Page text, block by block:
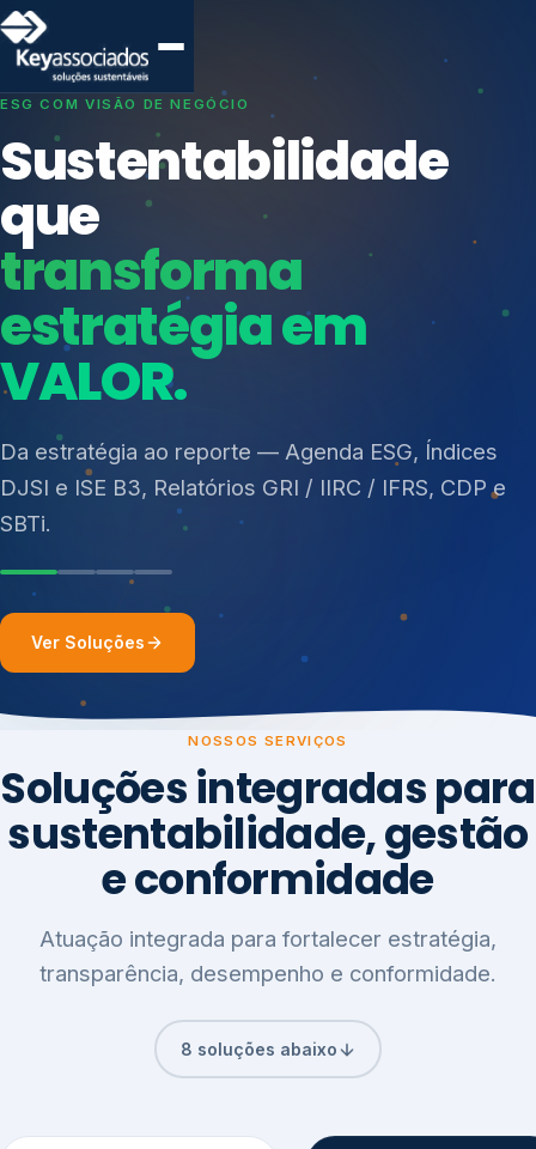
SISTEMAS DE GESTÃO OTIMIZADOS E INTEGRADOS
Conformidade que
protege seu
negócio.
Consultoria, auditoria e treinamentos em ISO 27001,
ISO 27701, ISO 42001, ISO 37001, ISO 9001, ISO
resíduos sólidos (PGRS/PMGRS).
Índices de Mercado
Mudanças Climáticas
Reputação e Cadeia
Reporte Regulatório
Ver Soluções
NOSSOS SERVIÇOS
Soluções integradas para
sustentabilidade, gestão
e conformidade
Atuação integrada para fortalecer estratégia,
transparência, desempenho e conformidade.
8 soluções abaixo